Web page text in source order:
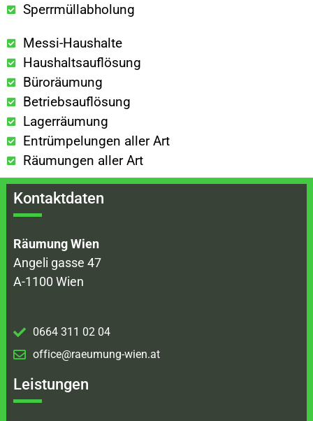
Sperrmüllabholung
Messi-Haushalte
Haushaltsauflösung
Büroräumung
Betriebsauflösung
Lagerräumung
Entrümpelungen aller Art
Räumungen aller Art
Kontaktdaten
Räumung Wien
Angeli gasse 47
A-1100 Wien
0664 311 02 04
office@raeumung-wien.at
Leistungen